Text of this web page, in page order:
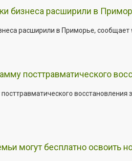
бизнеса расширили в
расширили в Приморье,
посттравматического
могут бесплатно освоить